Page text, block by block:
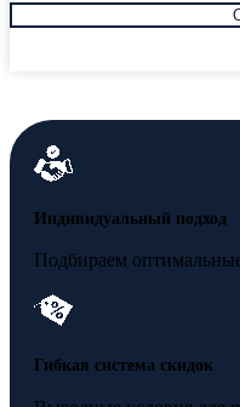
Индивидуальный подход
Подбираем
Гибкая система скидок